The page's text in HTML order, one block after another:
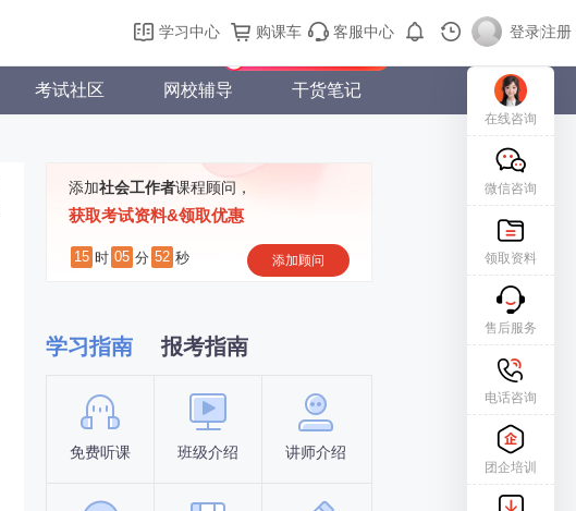
购课车 登录/注册
学习中心 购课车 客服中心 登录|注册
考试社区 网校辅导 干货笔记
添加社会工作者课程顾问，
获取考试资料&领取优惠
15 时 05 分 51 秒 添加顾问
学习指南 报考指南
免费听课 班级介绍 讲师介绍 报名时间
在线咨询
微信咨询
领取资料
售后服务
电话咨询
团企培训